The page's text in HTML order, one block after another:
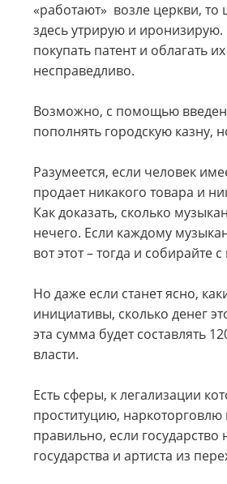
«работают» возле церкви,
здесь утрирую и
покупать патент и облагать
несправедливо.
Возможно, с помощью
пополнять городскую казну,
Разумеется, если человек
продает никакого товара и
Как доказать, сколько
нечего. Если каждому
вот этот – тогда и собирайте
Но даже если станет ясно,
инициативы, сколько денег
эта сумма будет составлять
власти.
Есть сферы, к легализации
проституцию,
правильно, если
государства и артиста из